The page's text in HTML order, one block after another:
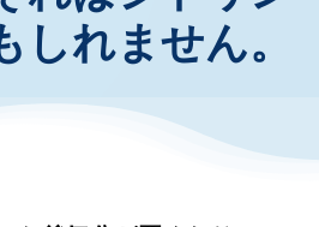
しれません。